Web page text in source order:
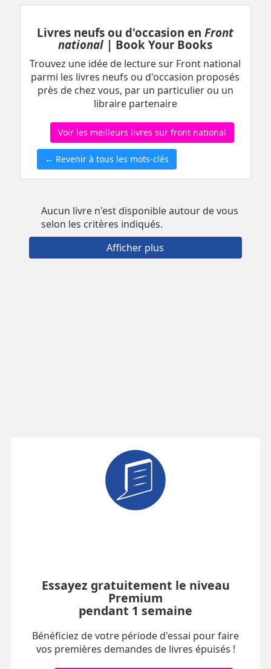
Livres neufs ou d'occasion enFront
national | Book Your Books
Trouvez une idée de lecture sur Front national
parmi les livres neufs ou d'occasion proposés
près de chez vous, par un particulier ou un
libraire partenaire
Voir les meilleurs livres sur front national
← Revenir à tous les mots-clés
Aucun livre n'est disponible autour de vous
selon les critères indiqués.
Afficher plus
Essayez gratuitement le niveau
Premium
pendant 1 semaine
Bénéficiez de votre période d'essai pour faire
vos premières demandes de livres épuisés !